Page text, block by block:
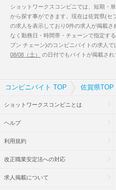
ショットワークスコンビニでは、短期・
から探す事ができます。現在は佐賀県(セ
の求人を表示しており0件の求人が掲載
なく勤務日・時間帯・チェーンで指定す
ブン チェーン)のコンビニバイトの求人で
08/08（土）
の日付でもバイトが掲載され
コンビニバイト TOP 佐賀県TOP
ショットワークスコンビニとは
ヘルプ
利用規約
改正職業安定法への対応
求人掲載について